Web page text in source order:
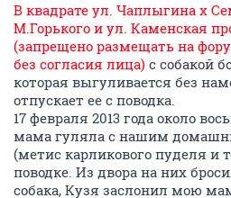
В квадрате ул. Чаплыгина х
М.Горького и ул. Каменская
(запрещено размещать на
без согласия лица) с собакой
которая выгуливается без
отпускает ее с поводка.
17 февраля 2013 года около
мама гуляла с нашим
(метис карликового пуделя и
поводке. Из двора на них
собака, Кузя заслонил мою